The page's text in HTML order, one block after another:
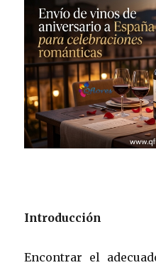
Introducción
Encontrar el